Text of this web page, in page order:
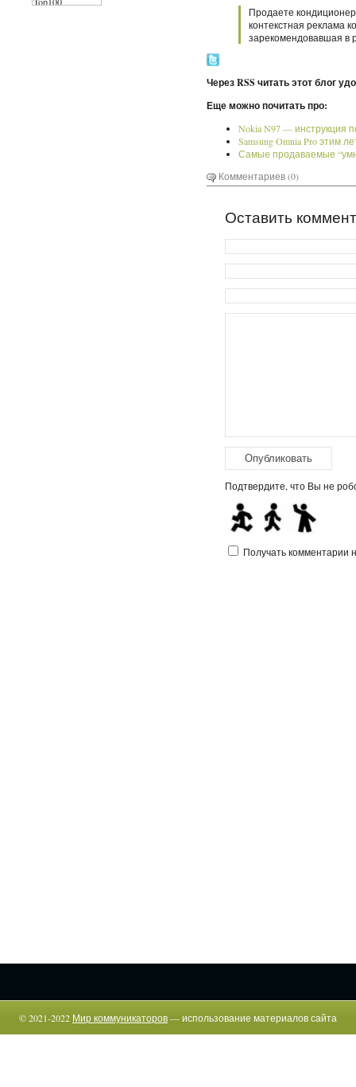
Продаете
контекстная реклама
зарекомендовавшая в
Через RSS читать этот блог
Еще можно почитать про:
Nokia N97 — инструкция
Samsung Omnia Pro этим
Самые продаваемые
Комментариев (0)
Оставить
Подтвердите, что Вы не
Получать комментарии
© 2021-2022 Мир коммуникаторов— использование материалов сайта